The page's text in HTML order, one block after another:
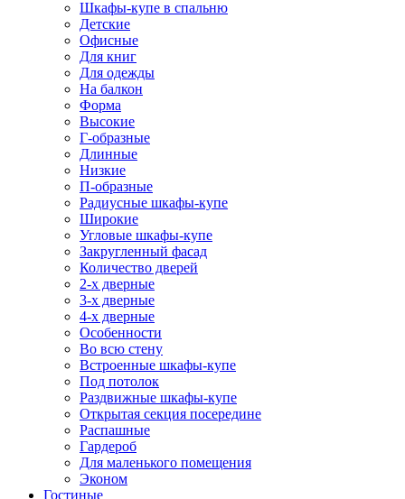
Шкафы-купе в спальню
Детские
Офисные
Для книг
Для одежды
На балкон
Форма
Высокие
Г-образные
Длинные
Низкие
П-образные
Радиусные шкафы-купе
Широкие
Угловые шкафы-купе
Закругленный фасад
Количество дверей
2-х дверные
3-х дверные
4-х дверные
Особенности
Во всю стену
Встроенные шкафы-купе
Под потолок
Раздвижные шкафы-купе
Открытая секция посередине
Распашные
Гардероб
Для маленького помещения
Эконом
Гостиные